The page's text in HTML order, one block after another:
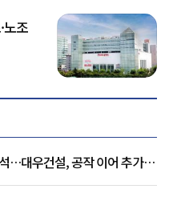
노조
…대우건설, 공작 이어 추가